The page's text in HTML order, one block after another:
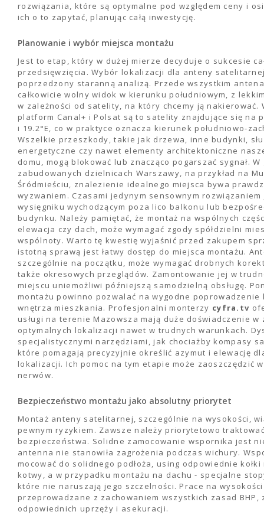
rozwiązania, które są optymalne pod względem ceny i
ich o to zapytać, planując całą inwestycję.
Planowanie i wybór miejsca montażu
Jest to etap, który w dużej mierze decyduje o sukcesie
przedsięwzięcia. Wybór lokalizacji dla anteny
poprzedzony staranną analizą. Przede wszystkim
całkowicie wolny widok w kierunku południowym, z
w zależności od satelity, na który chcemy ją nakierować.
platform Canal+ i Polsat są to satelity znajdujące się na
i 19.2°E, co w praktyce oznacza kierunek południowo-
Wszelkie przeszkody, takie jak drzewa, inne budynki,
energetyczne czy nawet elementy architektoniczne
domu, mogą blokować lub znacząco pogarszać sygnał. W
zabudowanych dzielnicach Warszawy, na przykład na
Śródmieściu, znalezienie idealnego miejsca bywa
wyzwaniem. Czasami jedynym sensownym
wysięgniku wychodzącym poza lico balkonu lub
budynku. Należy pamiętać, że montaż na wspólnych
elewacja czy dach, może wymagać zgody spółdzielni
wspólnoty. Warto tę kwestię wyjaśnić przed zakupem
istotną sprawą jest łatwy dostęp do miejsca montażu.
szczególnie na początku, może wymagać drobnych
także okresowych przeglądów. Zamontowanie jej w
miejscu uniemożliwi późniejszą samodzielną obsługę.
montażu powinno pozwalać na wygodne poprowadzenie
wnętrza mieszkania. Profesjonalni monterzy cyfra.tv
usługi na terenie Mazowsza mają duże doświadczenie
optymalnych lokalizacji nawet w trudnych warunkach.
specjalistycznymi narzędziami, jak chociażby kompasy
które pomagają precyzyjnie określić azymut i elewację
lokalizacji. Ich pomoc na tym etapie może zaoszczędzić
nerwów.
Bezpieczeństwo montażu jako absolutny priorytet
Montaż anteny satelitarnej, szczególnie na wysokości,
pewnym ryzykiem. Zawsze należy priorytetowo
bezpieczeństwa. Solidne zamocowanie wspornika jest
antenna nie stanowiła zagrożenia podczas wichury.
mocować do solidnego podłoża, using odpowiednie
kotwy, a w przypadku montażu na dachu - specjalne
które nie naruszają jego szczelności. Prace na
przeprowadzane z zachowaniem wszystkich zasad BHP,
odpowiednich uprzęży i asekuracji.